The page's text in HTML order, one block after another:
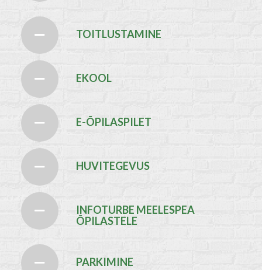
TOITLUSTAMINE
EKOOL
E-ÕPILASPILET
HUVITEGEVUS
INFOTURBE MEELESPEA
ÕPILASTELE
PARKIMINE